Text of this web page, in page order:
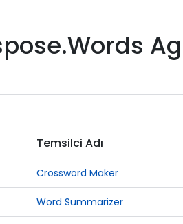
Temsilci Adı
Crossword Maker
Word Summarizer